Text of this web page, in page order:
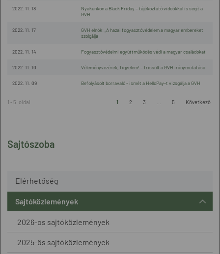
Sajtószoba
Elérhetőség
Sajtóközlemények
2026-os sajtóközlemények
2025-ös sajtóközlemények
2022. 11. 18
Nyakunkon a Black Friday – tájékoztató videókkal is segít a
GVH
2022. 11. 17
GVH elnök: „A hazai fogyasztóvédelem a magyar embereket
szolgálja
2022. 11. 14 Fogyasztóvédelmi együttműködés védi a magyar családokat
2022. 11. 10 Véleményvezérek, figyelem! – frissült a GVH iránymutatása
2022. 11. 09 Befolyásolt borravaló - ismét a HelloPay-t vizsgálja a GVH
1 - 5. oldal 1 2 3 5 Következő